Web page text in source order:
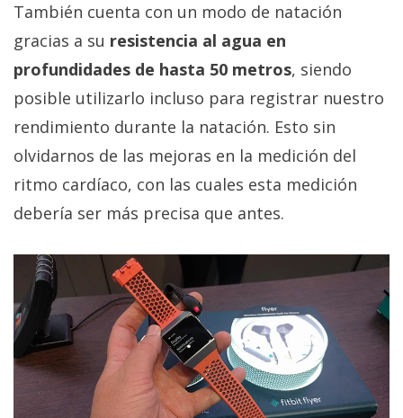
También cuenta con un modo de natación
gracias a su resistencia al agua en
profundidades de hasta 50 metros, siendo
posible utilizarlo incluso para registrar nuestro
rendimiento durante la natación. Esto sin
olvidarnos de las mejoras en la medición del
ritmo cardíaco, con las cuales esta medición
debería ser más precisa que antes.